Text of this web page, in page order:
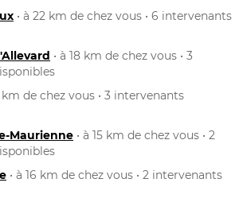
• à 22 km de chez vous • 6 intervenants
• à 18 km de chez vous • 3
km de chez vous • 3 intervenants
Maurienne • à 15 km de chez vous • 2
• à 16 km de chez vous • 2 intervenants